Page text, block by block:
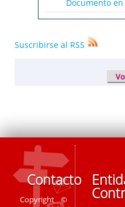
Suscribirse al RSS
Contacto
Copyright ©
Entidades